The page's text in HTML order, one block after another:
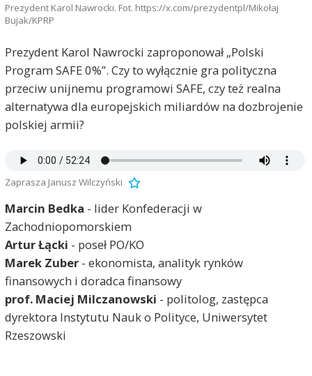
Prezydent Karol Nawrocki. Fot. https://x.com/prezydentpl/Mikołaj
Bujak/KPRP
Prezydent Karol Nawrocki zaproponował „Polski
Program SAFE 0%”. Czy to wyłącznie gra polityczna
przeciw unijnemu programowi SAFE, czy też realna
alternatywa dla europejskich miliardów na dozbrojenie
polskiej armii?
Zaprasza Janusz Wilczyński
Marcin Bedka - lider Konfederacji w
Zachodniopomorskiem
Artur Łącki - poseł PO/KO
Marek Zuber- ekonomista, analityk rynków
finansowych i doradca finansowy
prof. Maciej Milczanowski - politolog, zastępca
dyrektora Instytutu Nauk o Polityce, Uniwersytet
Rzeszowski